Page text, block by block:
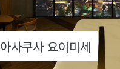
아사쿠사 요이미세